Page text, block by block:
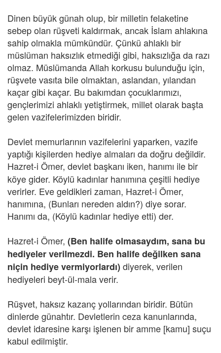
Dinen büyük günah olup, bir milletin felaketine
sebep olan rüşveti kaldırmak, ancak İslam ahlakına
sahip olmakla mümkündür. Çünkü ahlaklı bir
müslüman haksızlık etmediği gibi, haksızlığa da razı
olmaz. Müslümanda Allah korkusu bulunduğu için,
rüşvete vasıta bile olmaktan, aslandan, yılandan
kaçar gibi kaçar. Bu bakımdan çocuklarımızı,
gençlerimizi ahlaklı yetiştirmek, millet olarak başta
gelen vazifelerimizden biridir.
Devlet memurlarının vazifelerini yaparken, vazife
yaptığı kişilerden hediye almaları da doğru değildir.
Hazret-i Ömer, devlet başkanı iken, hanımı ile bir
köye gider. Köylü kadınlar hanımına çeşitli hediye
verirler. Eve geldikleri zaman, Hazret-i Ömer,
hanımına, (Bunları nereden aldın?) diye sorar.
Hanımı da, (Köylü kadınlar hediye etti) der.
Hazret-i Ömer, (Ben halife olmasaydım, sana bu
hediyeler verilmezdi. Ben halife değilken sana
niçin hediye vermiyorlardı) diyerek, verilen
hediyeleri beyt-ül-mala verir.
Rüşvet, haksız kazanç yollarından biridir. Bütün
dinlerde günahtır. Devletlerin ceza kanunlarında,
devlet idaresine karşı işlenen bir amme [kamu] suçu
kabul edilmiştir.